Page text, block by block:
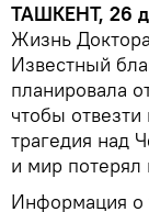
ТАШКЕНТ, 26
Жизнь
Известный
планировала
чтобы
трагедия над
и мир потерял
Информация о